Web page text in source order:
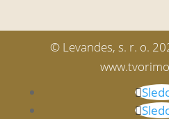
© Levandes, s. r. o.